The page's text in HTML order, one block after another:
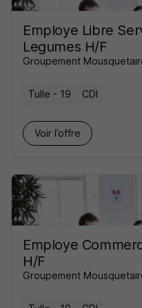
Employe Libre
Legumes H/F
Groupement
Tulle - 19 CDI
Voir l’offre
Employe
H/F
Groupement